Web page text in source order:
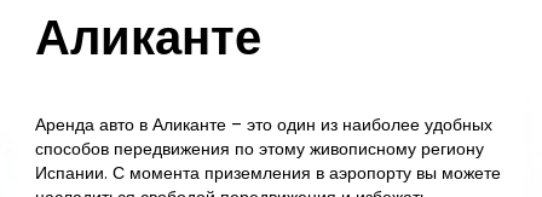
Аликанте
Аренда авто в Аликанте – это один из наиболее удобных
способов передвижения по этому живописному региону
Испании. С момента приземления в аэропорту вы можете